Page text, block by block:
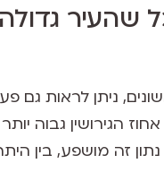
גדולה
ניתן לראות גם
אחוז הגירושין גבוה
זה מושפע, בין